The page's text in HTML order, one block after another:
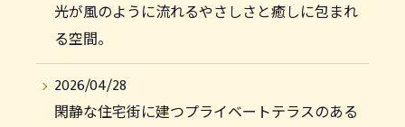
光が風のように流れるやさしさと癒しに包まれ
る空間。
2026/04/28
閑静な住宅街に建つプライベートテラスのある